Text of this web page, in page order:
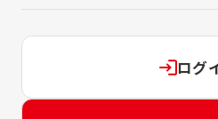
ログ